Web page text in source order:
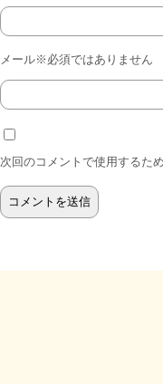
メール※必須ではありません
次回のコメントで使用するた